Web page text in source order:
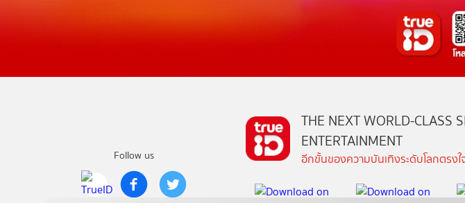
Follow us
THE NEXT WORLD-CLASS
ENTERTAINMENT
อีกขั้นของความบันเทิงระดับโลกตรง